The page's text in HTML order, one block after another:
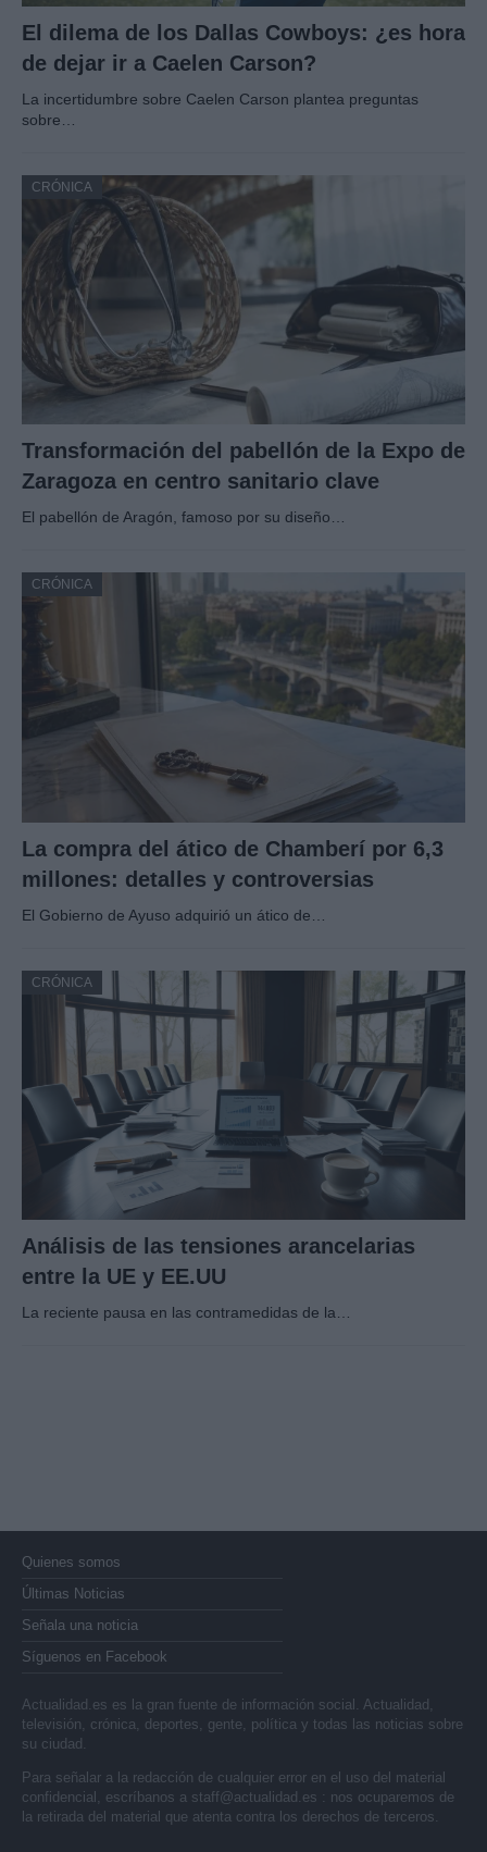
El dilema de los Dallas Cowboys: ¿es hora
de dejar ir a Caelen Carson?
La incertidumbre sobre Caelen Carson plantea preguntas
sobre…
CRÓNICA
Transformación del pabellón de la Expo de
Zaragoza en centro sanitario clave
El pabellón de Aragón, famoso por su diseño…
CRÓNICA
La compra del ático de Chamberí por 6,3
millones: detalles y controversias
El Gobierno de Ayuso adquirió un ático de…
CRÓNICA
Análisis de las tensiones arancelarias
entre la UE y EE.UU
La reciente pausa en las contramedidas de la…
Quienes somos
Últimas Noticias
Señala una noticia
Síguenos en Facebook
Actualidad.es es la gran fuente de información social. Actualidad,
televisión, crónica, deportes, gente, política y todas las noticias sobre
su ciudad.
Para señalar a la redacción de cualquier error en el uso del material
confidencial, escríbanos a staff@actualidad.es : nos ocuparemos de
la retirada del material que atenta contra los derechos de terceros.